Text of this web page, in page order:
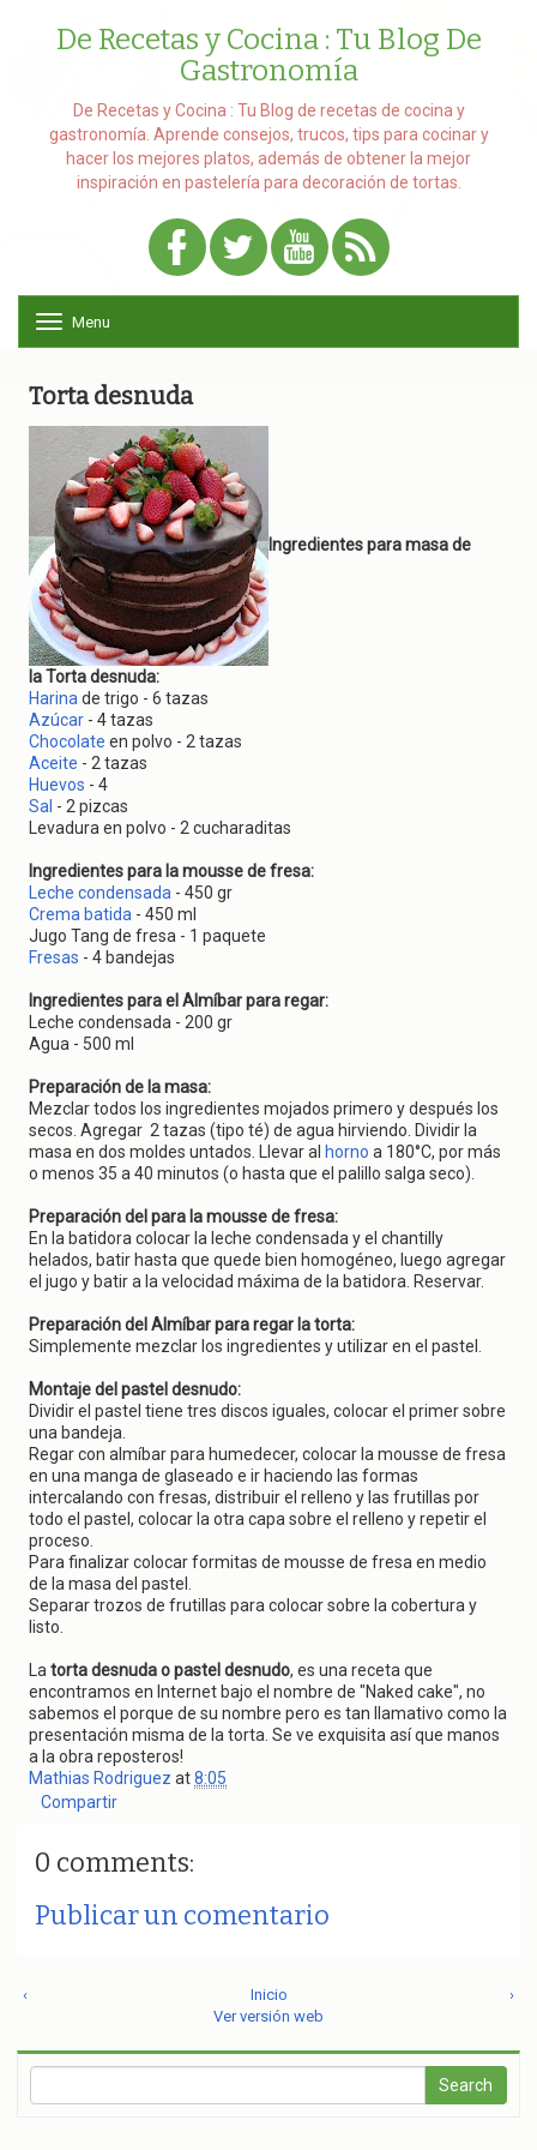
De Recetas y Cocina : Tu Blog De
Gastronomía
De Recetas y Cocina : Tu Blog de recetas de cocina y
gastronomía. Aprende consejos, trucos, tips para cocinar y
hacer los mejores platos, además de obtener la mejor
inspiración en pastelería para decoración de tortas.
o
e
g
a
t
i
o
n
Menu
Torta desnuda
Ingredientes para masa de
la Torta desnuda:
Harina de trigo - 6 tazas
Azúcar - 4 tazas
Chocolate en polvo - 2 tazas
Aceite - 2 tazas
Huevos - 4
Sal - 2 pizcas
Levadura en polvo - 2 cucharaditas
Ingredientes para la mousse de fresa:
Leche condensada - 450 gr
Crema batida - 450 ml
Jugo Tang de fresa - 1 paquete
Fresas - 4 bandejas
Ingredientes para el Almíbar para regar:
Leche condensada - 200 gr
Agua - 500 ml
Preparación de la masa:
Mezclar todos los ingredientes mojados primero y después los
secos. Agregar 2 tazas (tipo té) de agua hirviendo. Dividir la
masa en dos moldes untados. Llevar al horno a 180°C, por más
o menos 35 a 40 minutos (o hasta que el palillo salga seco).
Preparación del para la mousse de fresa:
En la batidora colocar la leche condensada y el chantilly
helados, batir hasta que quede bien homogéneo, luego agregar
el jugo y batir a la velocidad máxima de la batidora. Reservar.
Preparación del Almíbar para regar la torta:
Simplemente mezclar los ingredientes y utilizar en el pastel.
Montaje del pastel desnudo:
Dividir el pastel tiene tres discos iguales, colocar el primer sobre
una bandeja.
Regar con almíbar para humedecer, colocar la mousse de fresa
en una manga de glaseado e ir haciendo las formas
intercalando con fresas, distribuir el relleno y las frutillas por
todo el pastel, colocar la otra capa sobre el relleno y repetir el
proceso.
Para finalizar colocar formitas de mousse de fresa en medio
de la masa del pastel.
Separar trozos de frutillas para colocar sobre la cobertura y
listo.
La torta desnuda o pastel desnudo, es una receta que
encontramos en Internet bajo el nombre de "Naked cake", no
sabemos el porque de su nombre pero es tan llamativo como la
presentación misma de la torta. Se ve exquisita así que manos
a la obra reposteros!
Mathias Rodriguez at8:05
Compartir
0 comments:
Publicar un comentario
‹ ›
Inicio
Ver versión web